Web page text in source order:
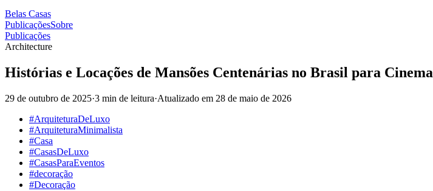
Belas Casas
PublicaçõesSobre
Publicações
Architecture
Histórias e Locações de Mansões Centenárias no Brasil para Cinema
29 de outubro de 2025·3 min de leitura·Atualizado em 28 de maio de 2026
#ArquiteturaDeLuxo
#ArquiteturaMinimalista
#Casa
#CasasDeLuxo
#CasasParaEventos
#decoração
#Decoração